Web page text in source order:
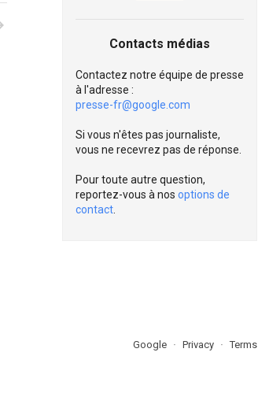
Contacts médias
Contactez notre équipe de presse
à l'adresse :
presse-fr@google.com
Si vous n'êtes pas journaliste,
vous ne recevrez pas de réponse.
Pour toute autre question,
reportez-vous à nos options de
contact
Google Privacy Terms